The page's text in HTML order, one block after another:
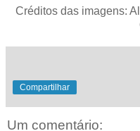
Créditos das imagens:
Compartilhar
Um comentário: